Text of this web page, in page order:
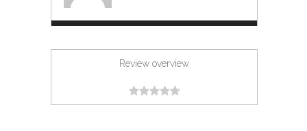
Review overview